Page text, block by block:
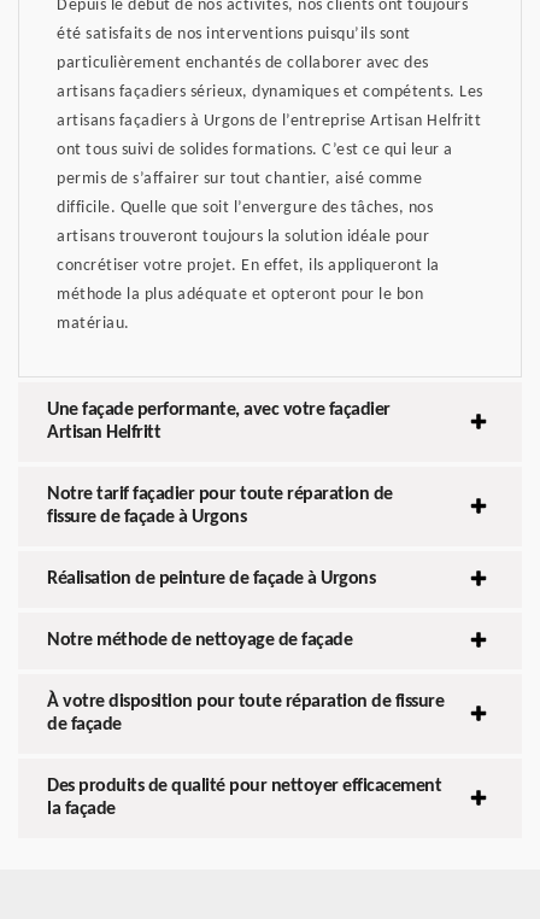
Depuis le début de nos activités, nos clients ont toujours
été satisfaits de nos interventions puisqu’ils sont
particulièrement enchantés de collaborer avec des
artisans façadiers sérieux, dynamiques et compétents. Les
artisans façadiers à Urgons de l’entreprise Artisan Helfritt
ont tous suivi de solides formations. C’est ce qui leur a
permis de s’affairer sur tout chantier, aisé comme
difficile. Quelle que soit l’envergure des tâches, nos
artisans trouveront toujours la solution idéale pour
concrétiser votre projet. En effet, ils appliqueront la
méthode la plus adéquate et opteront pour le bon
matériau.
Une façade performante, avec votre façadier
Artisan Helfritt
Notre tarif façadier pour toute réparation de
fissure de façade à Urgons
Réalisation de peinture de façade à Urgons
Notre méthode de nettoyage de façade
À votre disposition pour toute réparation de fissure
de façade
Des produits de qualité pour nettoyer efficacement
la façade